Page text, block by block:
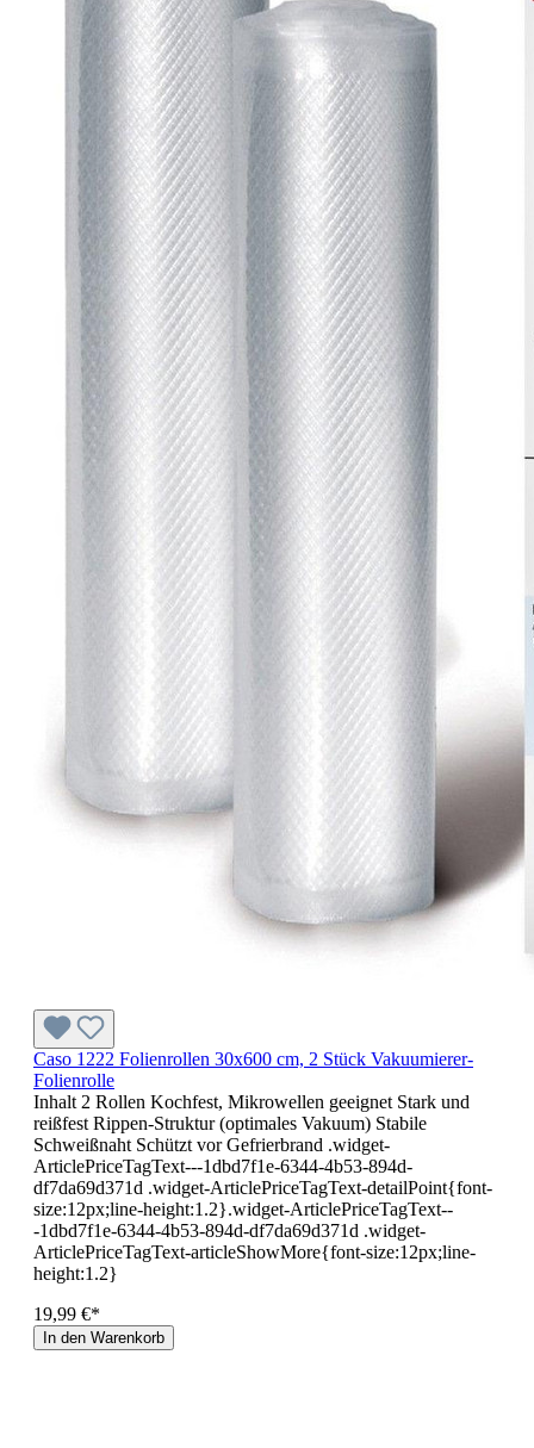
Caso 1222 Folienrollen 30x600 cm, 2 Stück Vakuumierer-
Folienrolle
Inhalt 2 Rollen Kochfest, Mikrowellen geeignet Stark und
reißfest Rippen-Struktur (optimales Vakuum) Stabile
Schweißnaht Schützt vor Gefrierbrand .widget-
ArticlePriceTagText---1dbd7f1e-6344-4b53-894d-
df7da69d371d .widget-ArticlePriceTagText-detailPoint{font-
size:12px;line-height:1.2}.widget-ArticlePriceTagText--
-1dbd7f1e-6344-4b53-894d-df7da69d371d .widget-
ArticlePriceTagText-articleShowMore{font-size:12px;line-
height:1.2}
19,99 €*
In den Warenkorb